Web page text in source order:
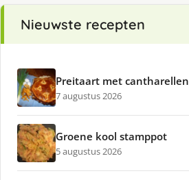
Nieuwste recepten
Preitaart met cantharellen
7 augustus 2026
Groene kool stamppot
5 augustus 2026